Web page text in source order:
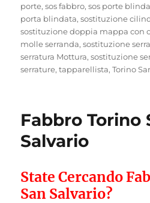
porte,sos fabbro,sos porte
porta blindata,sostituzione
sostituzione doppia mappa con
molle serranda,sostituzione
serratura Mottura,sostituzione
serrature,tapparellista,Torino
Fabbro Torino
Salvario
State Cercando
San Salvario?